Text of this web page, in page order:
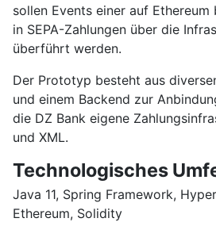
sollen Events einer auf
in SEPA-Zahlungen über die
überführt werden.
Der Prototyp besteht aus
und einem Backend zur
die DZ Bank eigene
und XML.
Technologisches
Java 11, Spring Framework,
Ethereum, Solidity